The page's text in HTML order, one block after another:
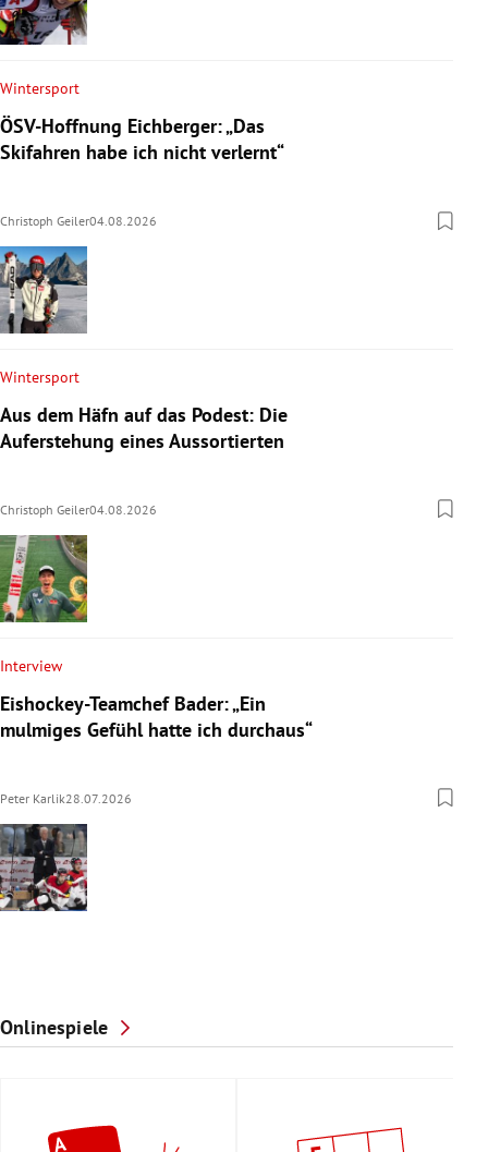
Wintersport
ÖSV-Hoffnung Eichberger: „Das
Skifahren habe ich nicht verlernt“
Christoph Geiler04.08.2026
Wintersport
Aus dem Häfn auf das Podest: Die
Auferstehung eines Aussortierten
Christoph Geiler04.08.2026
Interview
Eishockey-Teamchef Bader: „Ein
mulmiges Gefühl hatte ich durchaus“
Peter Karlik28.07.2026
Onlinespiele